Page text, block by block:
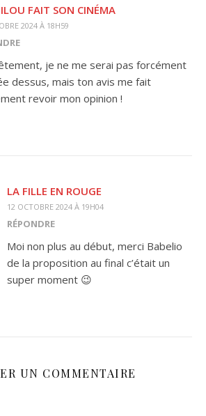
FAIT SON CINÉMA
2024 À 18H59
je ne me serai pas forcément
dessus, mais ton avis me fait
revoir mon opinion !
LA FILLE EN ROUGE
12 OCTOBRE 2024 À 19H04
RÉPONDRE
Moi non plus au début, merci Babelio
de la proposition au final c’était un
super moment 😉
UN COMMENTAIRE